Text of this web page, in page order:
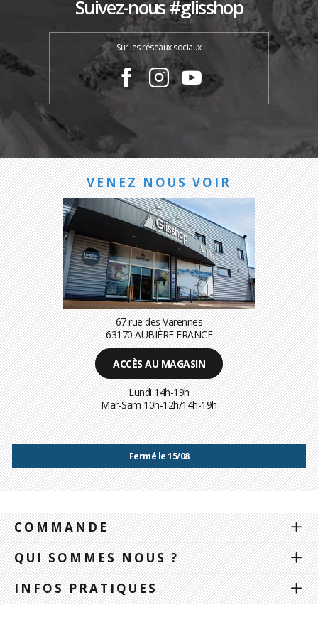
Suivez-nous #glisshop
Sur les réseaux sociaux
VENEZ NOUS VOIR
67 rue des Varennes
63170 AUBIÈRE FRANCE
ACCÈS AU MAGASIN
Lundi 14h-19h
Mar-Sam 10h-12h/14h-19h
Fermé le 15/08
COMMANDE
QUI SOMMES NOUS ?
INFOS PRATIQUES